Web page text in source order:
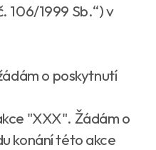
106/1999 Sb.“) v
o poskytnutí
"XXX". Žádám o
konání této akce